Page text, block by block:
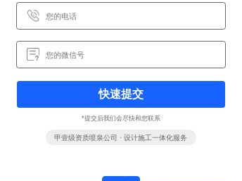
快速提交
*提交后我们会尽快和您联系
甲壹级资质喷泉公司 · 设计施工一体化服务